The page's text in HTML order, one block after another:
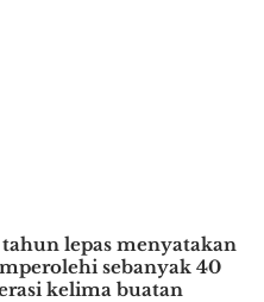
lepas menyatakan
sebanyak 40
kelima buatan